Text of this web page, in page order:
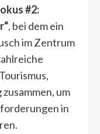
#2:
, bei dem ein
im Zentrum
um
in